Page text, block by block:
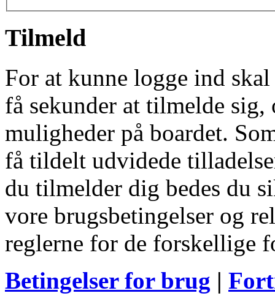
Tilmeld
For at kunne logge ind
få sekunder at tilmelde
muligheder på boardet.
få tildelt udvidede
du tilmelder dig bedes du
vore brugsbetingelser og
reglerne for de forskellige
Betingelser for brug |